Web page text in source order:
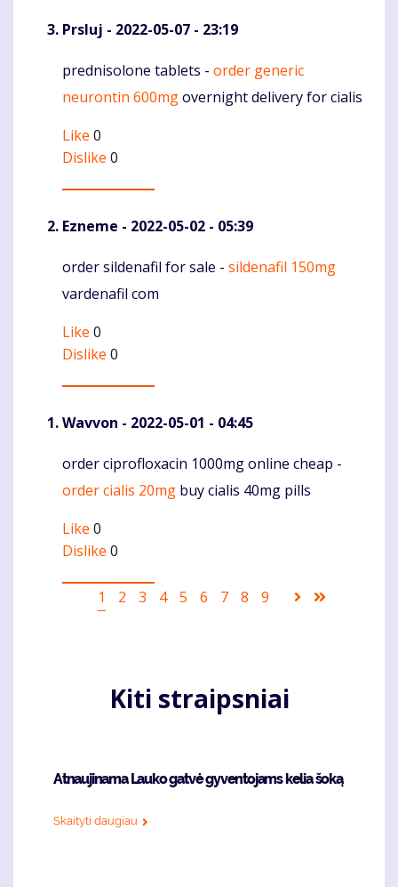
Prsluj - 2022-05-07 - 23:19
Komentaras
prednisolone tablets - order generic
neurontin 600mgovernight delivery for cialis
Like 0
Dislike 0
Ezneme - 2022-05-02 - 05:39
Komentaras
order sildenafil for sale - sildenafil 150mg
vardenafil com
Like 0
Dislike 0
Wavvon - 2022-05-01 - 04:45
Komentaras
order ciprofloxacin 1000mg online cheap -
order cialis 20mg buy cialis 40mg pills
Like 0
Dislike 0
Pagination
Current
1 Puslapis
2 Puslapis
3 Puslapis
4 Puslapis
5 Puslapis
6 Puslapis
7 Puslapis
8 Puslapis
9
Sekantis
Kiti straipsniai
Atnaujinama Lauko gatvė gyventojams kelia šoką
Skaityti daugiau